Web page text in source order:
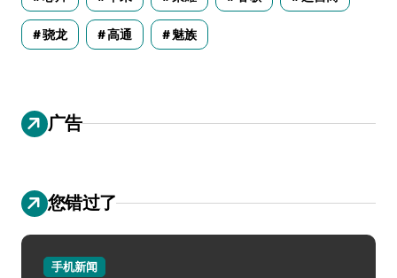
骁龙 高通 魅族
广告
您错过了
手机新闻